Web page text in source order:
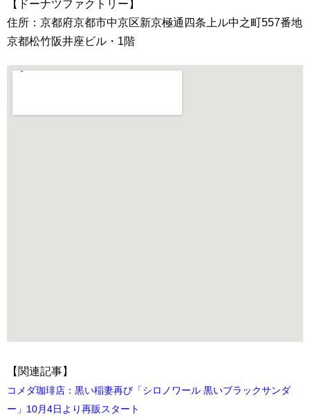
【ドーナツファクトリー】
住所：京都府京都市中京区新京極通四条上ル中之町557番地
京都松竹阪井座ビル・1階
【関連記事】
コメダ珈琲店：黒い稲妻再び「シロノワール 黒いブラックサンダ
ー」10月4日より再販スタート